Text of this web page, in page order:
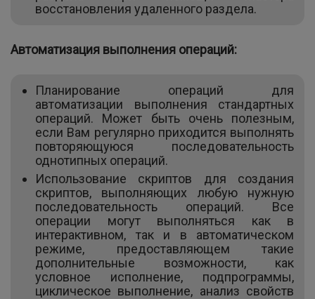
восстановления удаленного раздела.
Автоматизация выполнения операций:
Планирование операций для
автоматизации выполнения стандартных
операций. Может быть очень полезным,
если Вам регулярно приходится выполнять
повторяющуюся последовательность
однотипных операций.
Использование скриптов для создания
скриптов, выполняющих любую нужную
последовательность операций. Все
операции могут выполняться как в
интерактивном, так и в автоматическом
режиме, предоставляющем такие
дополнительные возможности, как
условное исполнение, подпрограммы,
циклическое выполнение, анализ свойств